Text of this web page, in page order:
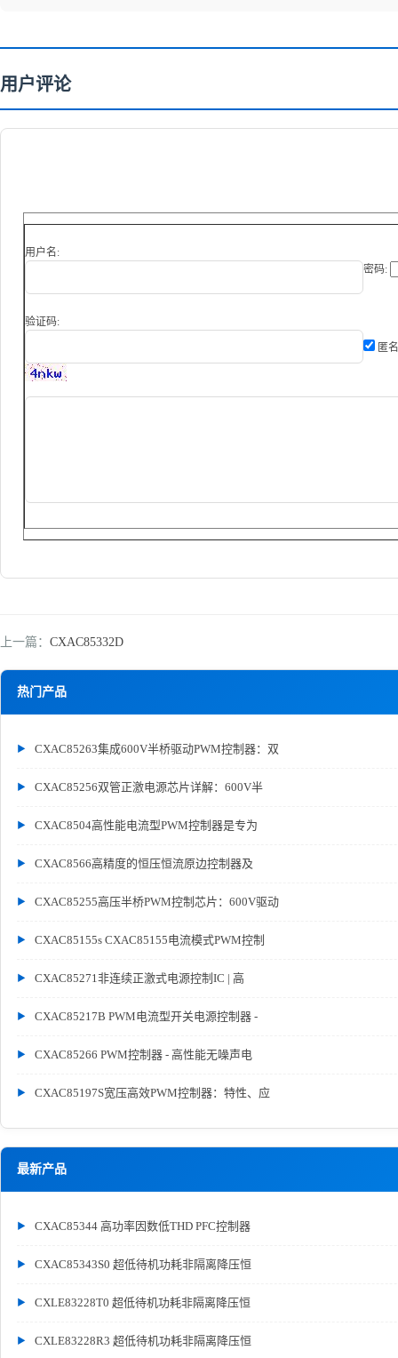
热门产品
CXAC85263集成600V半桥驱动PWM控制器：双
CXAC85256双管正激电源芯片详解：600V半
CXAC8504高性能电流型PWM控制器是专为
CXAC8566高精度的恒压恒流原边控制器及
CXAC85255高压半桥PWM控制芯片：600V驱动
CXAC85155s CXAC85155电流模式PWM控制
CXAC85271非连续正激式电源控制IC | 高
CXAC85217B PWM电流型开关电源控制器 -
CXAC85266 PWM控制器 - 高性能无噪声电
CXAC85197S宽压高效PWM控制器：特性、应
最新产品
CXAC85344 高功率因数低THD PFC控制器
CXAC85343S0 超低待机功耗非隔离降压恒
CXLE83228T0 超低待机功耗非隔离降压恒
CXLE83228R3 超低待机功耗非隔离降压恒
用户评论
用户名:
密码:
验证码:
匿
上一篇： CXAC85332D